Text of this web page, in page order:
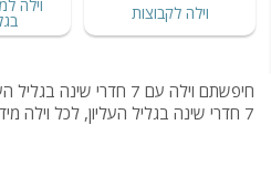
וילה לקבוצות וילה
חיפשתם וילה עם 7 חדרי
7 חדרי שינה בגליל העליון, לכל וילה
טלפון של בעל הווילה, כך שהעסקה ללא
נציג האתר, לא הסתדרתם? תוכלו להיעזר